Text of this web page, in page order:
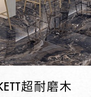
超耐磨木